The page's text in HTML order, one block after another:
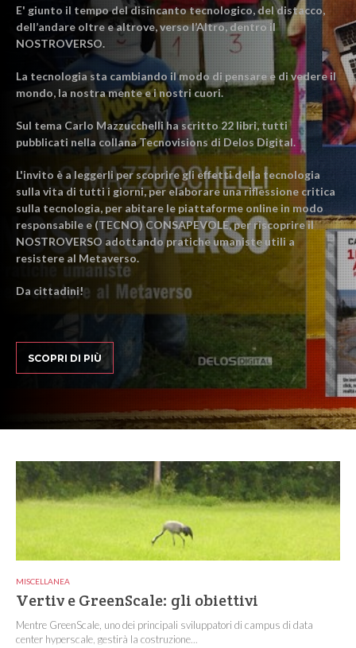
E' giunto il tempo del disincanto tecnologico, del distacco,
dell’andare oltre e altrove, verso l’Altro, dentro il
NOSTROVERSO.
La tecnologia sta cambiando il modo di pensare e di vedere il
mondo, la nostra mente e i nostri cuori.
Sul tema Carlo Mazzucchelli ha scritto 22 libri, tutti
pubblicati nella collana Tecnovisions di Delos Digital.
L'invito è a leggerli per scoprire gli effetti della tecnologia
sulla vita di tutti i giorni, per elaborare una riflessione critica
sulla tecnologia, per abitare le piattaforme online in modo
responsabile e (TECNO) CONSAPEVOLE, per riscoprire il
NOSTROVERSO adottando pratiche umaniste utili a
resistere al Metaverso.
Da cittadini!
SCOPRI DI PIÙ
MISCELLANEA
Vertiv e GreenScale: gli obiettivi
Mentre GreenScale, uno dei principali sviluppatori di campus di data
center hyperscale, gestirà la costruzione...